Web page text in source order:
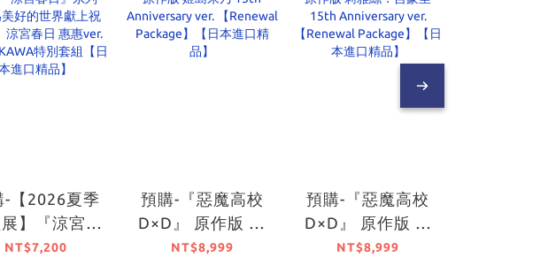
-【2026夏季
】『涼宮春
系列×『為美
NT$7,200
預購-『惡魔高校
D×D』 原作版 姬
島朱乃 15th
NT$8,999
預購-『惡魔高校
D×D』 原作版 莉
雅絲．吉蒙里
NT$8,999